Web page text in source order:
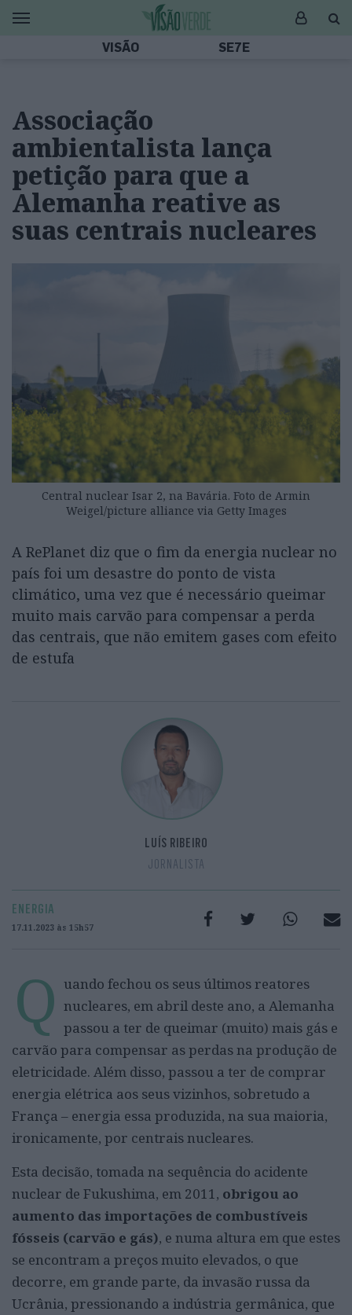
VISÃO SE7E
Associação
ambientalista lança
petição para que a
Alemanha reative as
suas centrais nucleares
Central nuclear Isar 2, na Bavária. Foto de Armin
Weigel/picture alliance via Getty Images
A RePlanet diz que o fim da energia nuclear no
país foi um desastre do ponto de vista
climático, uma vez que é necessário queimar
muito mais carvão para compensar a perda
das centrais, que não emitem gases com efeito
de estufa
LUÍS RIBEIRO
JORNALISTA
ENERGIA
17.11.2023 às 15h57
Q uando fechou os seus últimos reatores
nucleares, em abril deste ano, a Alemanha
passou a ter de queimar (muito) mais gás e
carvão para compensar as perdas na produção de
eletricidade. Além disso, passou a ter de comprar
energia elétrica aos seus vizinhos, sobretudo a
França – energia essa produzida, na sua maioria,
ironicamente, por centrais nucleares.
Esta decisão, tomada na sequência do acidente
nuclear de Fukushima, em 2011, obrigou ao
aumento das importações de combustíveis
fósseis (carvão e gás), e numa altura em que estes
se encontram a preços muito elevados, o que
decorre, em grande parte, da invasão russa da
Ucrânia, pressionando a indústria germânica, que